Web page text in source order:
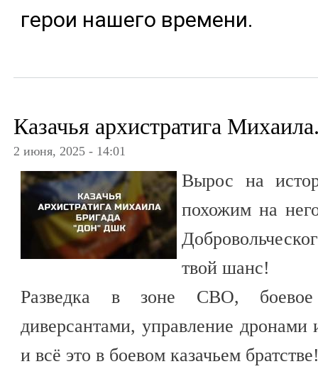
герои нашего времени.
Казачья архистратига
2 июня, 2025 - 14:01
Вырос на
похожим на
твой шанс!
Разведка в зоне СВО,
диверсантами, управление дронами
и всё это в боевом казачьем